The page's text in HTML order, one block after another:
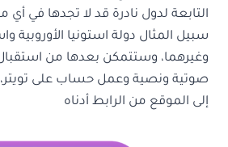
التابعة لدول نادرة قد لا تجدها في أي
سبيل المثال دولة استونيا الأوروبية
وغيرهما، وستتمكن بعدها من
صوتية ونصية وعمل حساب على
إلى الموقع من الرابط أدناه